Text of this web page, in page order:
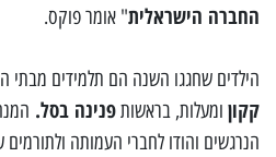
החברה הישראלית" אומר פוקס.
הילדים שחגגו השנה הם תלמידים מבתי
קקון ומעלות, בראשותפנינה בסל.
הנרגשים והודו לחברי העמותה